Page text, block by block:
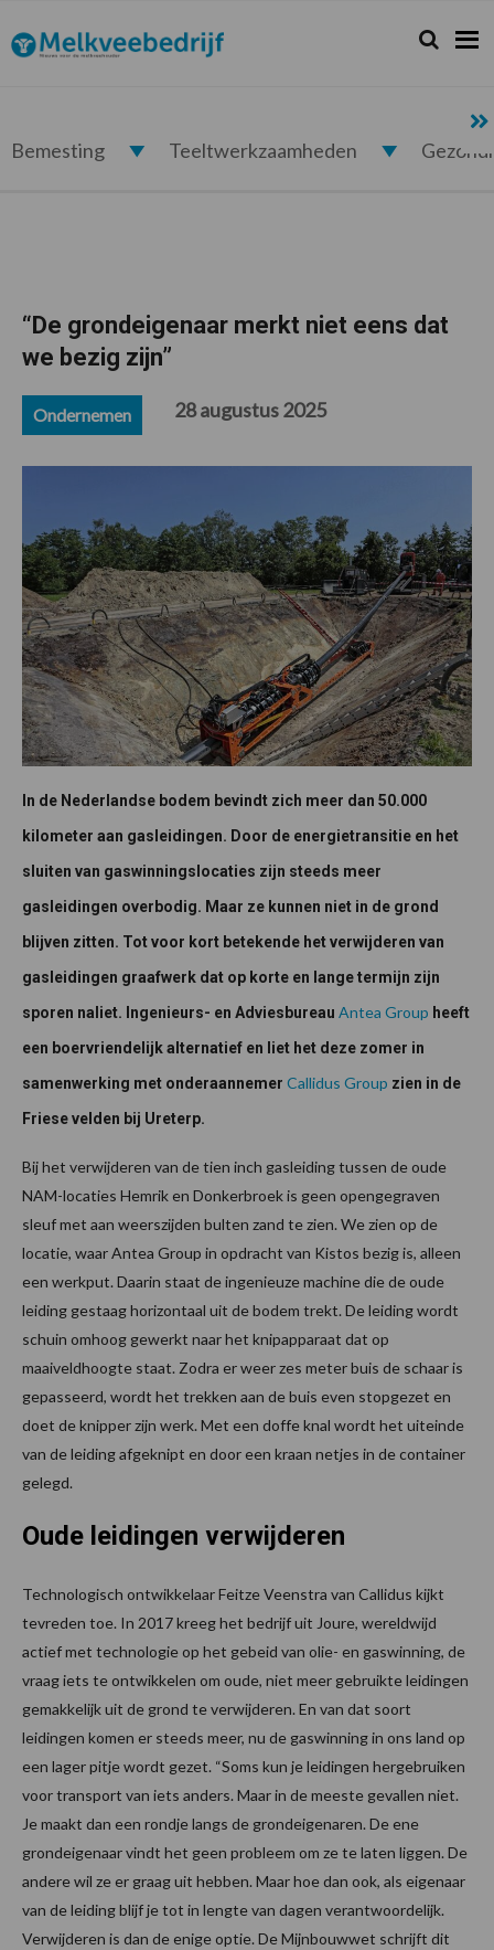
de
hoofdnavigatie
de
hoofd
de
eerste
de
voettekst
Melkveebedrijf.nl Zoeken...
Zoek
Bemesting Teeltwerkzaamheden
“De grondeigenaar merkt niet eens dat
we bezig zijn”
Ondernemen 28 augustus 2025
In de Nederlandse bodem bevindt zich meer dan 50.000
kilometer aan gasleidingen. Door de energietransitie en het
sluiten van gaswinningslocaties zijn steeds meer
gasleidingen overbodig. Maar ze kunnen niet in de grond
blijven zitten. Tot voor kort betekende het verwijderen van
gasleidingen graafwerk dat op korte en lange termijn zijn
sporen naliet. Ingenieurs- en Adviesbureau Antea Group heeft
een boervriendelijk alternatief en liet het deze zomer in
samenwerking met onderaannemer Callidus Group zien in de
Friese velden bij Ureterp.
Bij het verwijderen van de tien inch gasleiding tussen de oude
NAM-locaties Hemrik en Donkerbroek is geen opengegraven
sleuf met aan weerszijden bulten zand te zien. We zien op de
locatie, waar Antea Group in opdracht van Kistos bezig is, alleen
een werkput. Daarin staat de ingenieuze machine die de oude
leiding gestaag horizontaal uit de bodem trekt. De leiding wordt
schuin omhoog gewerkt naar het knipapparaat dat op
maaiveldhoogte staat. Zodra er weer zes meter buis de schaar is
gepasseerd, wordt het trekken aan de buis even stopgezet en
doet de knipper zijn werk. Met een doffe knal wordt het uiteinde
van de leiding afgeknipt en door een kraan netjes in de container
gelegd.
Oude leidingen verwijderen
Technologisch ontwikkelaar Feitze Veenstra van Callidus kijkt
tevreden toe. In 2017 kreeg het bedrijf uit Joure, wereldwijd
actief met technologie op het gebeid van olie- en gaswinning, de
vraag iets te ontwikkelen om oude, niet meer gebruikte leidingen
gemakkelijk uit de grond te verwijderen. En van dat soort
leidingen komen er steeds meer, nu de gaswinning in ons land op
een lager pitje wordt gezet. “Soms kun je leidingen hergebruiken
voor transport van iets anders. Maar in de meeste gevallen niet.
Je maakt dan een rondje langs de grondeigenaren. De ene
grondeigenaar vindt het geen probleem om ze te laten liggen. De
andere wil ze er graag uit hebben. Maar hoe dan ook, als eigenaar
van de leiding blijf je tot in lengte van dagen verantwoordelijk.
Verwijderen is dan de enige optie. De Mijnbouwwet schrijft dit